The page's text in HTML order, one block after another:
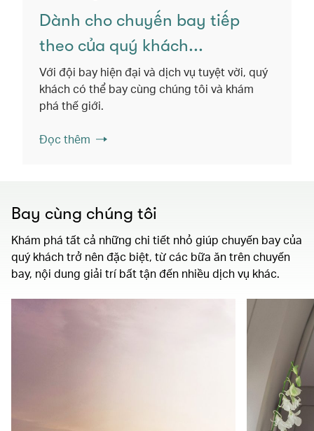
Dành cho chuyến bay tiếp
theo của quý khách...
Với đội bay hiện đại và dịch vụ tuyệt vời, quý
khách có thể bay cùng chúng tôi và khám
phá thế giới.
Đọc thêm
Bay cùng chúng tôi
Khám phá tất cả những chi tiết nhỏ giúp chuyến bay của
quý khách trở nên đặc biệt, từ các bữa ăn trên chuyến
bay, nội dung giải trí bất tận đến nhiều dịch vụ khác.